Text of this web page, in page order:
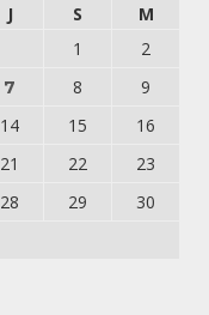
J S
M
1
2
7 8
9
14 15
16
21 22
23
28 29
30